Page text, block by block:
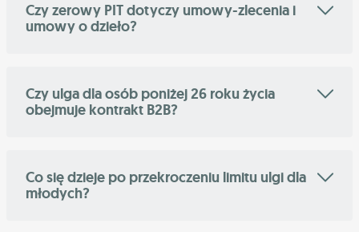
Czy zerowy PIT dotyczy umowy-zlecenia i
umowy o dzieło?
Czy ulga dla osób poniżej 26 roku życia
obejmuje kontrakt B2B?
Co się dzieje po przekroczeniu limitu ulgi dla
młodych?